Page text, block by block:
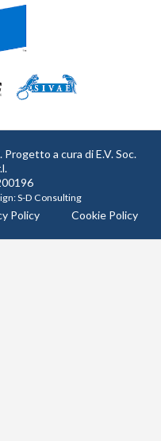
a cura diE.V. Soc.
S-D Consulting
Policy Cookie Policy